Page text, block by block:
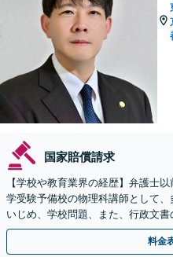
国家賠償請求
【学校や教育業界の経歴】弁護士
学受験予備校の物理科講師として、
いじめ、学校問題、また、行政文書
政不服審査、行政訴訟などは、ぜ
料金